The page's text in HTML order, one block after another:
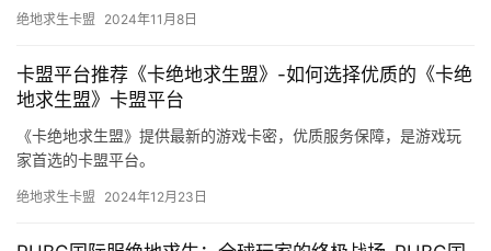
绝地求生卡盟 2024年11月8日
卡盟平台推荐《卡绝地求生盟》-如何选择优质的《卡绝
地求生盟》卡盟平台
《卡绝地求生盟》提供最新的游戏卡密，优质服务保障，是游戏玩
家首选的卡盟平台。
绝地求生卡盟 2024年12月23日